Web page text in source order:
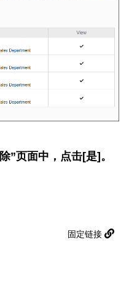
”页面中，点击[是]。
固定链接